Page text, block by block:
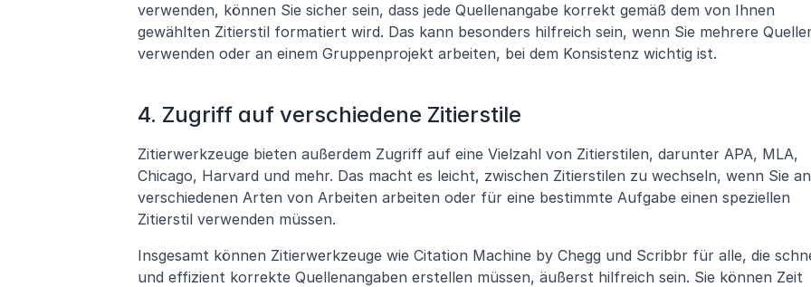
verwenden, können Sie sicher sein, dass jede Quellenangabe korrekt gemäß dem von Ihnen
gewählten Zitierstil formatiert wird. Das kann besonders hilfreich sein, wenn Sie mehrere
verwenden oder an einem Gruppenprojekt arbeiten, bei dem Konsistenz wichtig ist.
4. Zugriff auf verschiedene Zitierstile
Zitierwerkzeuge bieten außerdem Zugriff auf eine Vielzahl von Zitierstilen, darunter APA, MLA,
Chicago, Harvard und mehr. Das macht es leicht, zwischen Zitierstilen zu wechseln, wenn Sie an
verschiedenen Arten von Arbeiten arbeiten oder für eine bestimmte Aufgabe einen speziellen
Zitierstil verwenden müssen.
Insgesamt können Zitierwerkzeuge wie Citation Machine by Chegg und Scribbr für alle, die
und effizient korrekte Quellenangaben erstellen müssen, äußerst hilfreich sein. Sie können Zeit